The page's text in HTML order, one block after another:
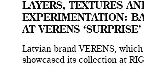
LAYERS, TEXTURES
EXPERIMENTATION:
AT VERENS ‘SURPRISE’
Latvian brand VERENS,
showcased its collection at